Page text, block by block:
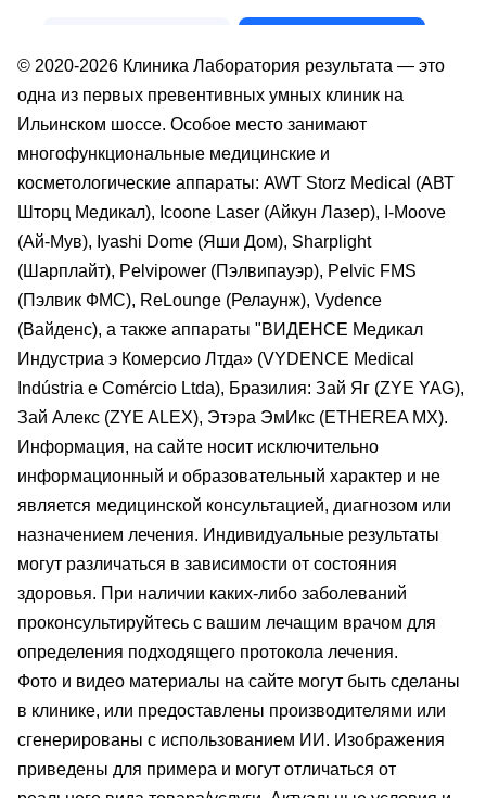
© 2020-2026 Клиника Лаборатория результата — это
одна из первых превентивных умных клиник на
Ильинском шоссе. Особое место занимают
многофункциональные медицинские и
косметологические аппараты: AWT Storz Medical (АВТ
Шторц Медикал), Icoone Laser (Айкун Лазер), I-Moove
(Ай-Мув), Iyashi Dome (Яши Дом), Sharplight
(Шарплайт), Pelvipower (Пэлвипауэр), Pelvic FMS
(Пэлвик ФМС), ReLounge (Релаунж), Vydence
(Вайденс), а также аппараты "ВИДЕНСЕ Медикал
Индустриа э Комерсио Лтда» (VYDENCE Medical
Indústria e Comércio Ltda), Бразилия: Зай Яг (ZYE YAG),
Зай Алекс (ZYE ALEX), Этэра ЭмИкс (ETHEREA MX).
Информация, на сайте носит исключительно
информационный и образовательный характер и не
является медицинской консультацией, диагнозом или
назначением лечения. Индивидуальные результаты
могут различаться в зависимости от состояния
здоровья. При наличии каких-либо заболеваний
проконсультируйтесь с вашим лечащим врачом для
определения подходящего протокола лечения.
Фото и видео материалы на сайте могут быть сделаны
в клинике, или предоставлены производителями или
сгенерированы с использованием ИИ. Изображения
приведены для примера и могут отличаться от